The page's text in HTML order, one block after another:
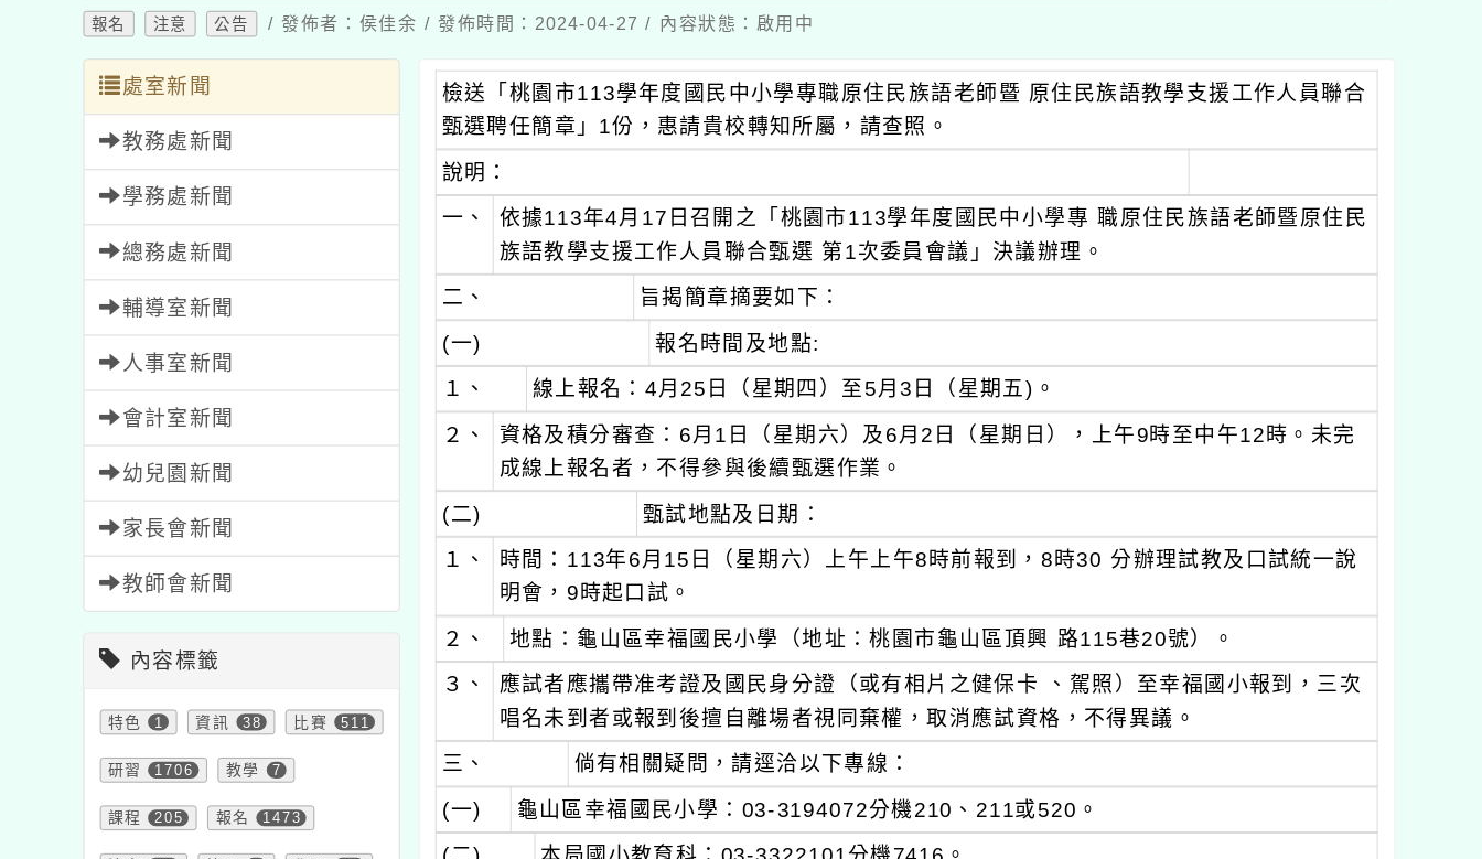
報名 注意 公告 / 發佈者：侯佳余 / 發佈時間：2024-04-27 / 內容狀態：啟用中
處室新聞
教務處新聞
學務處新聞
總務處新聞
輔導室新聞
人事室新聞
會計室新聞
幼兒園新聞
家長會新聞
教師會新聞
內容標籤
特色 1 資訊 38 比賽 511
研習 1706 教學 7
課程 205 報名 1473
檢送「桃園市113學年度國民中小學專職原住民族語老師暨 原住民族語教學支援工作人員聯合
甄選聘任簡章」1份，惠請貴校轉知所屬，請查照。
說明：
一、 依據113年4月17日召開之「桃園市113學年度國民中小學專 職原住民族語老師暨原住民
族語教學支援工作人員聯合甄選 第1次委員會議」決議辦理。
二、
旨揭簡章摘要如下：
(一)
報名時間及地點:
１、
線上報名：4月25日（星期四）至5月3日（星期五)。
２、
資格及積分審查：6月1日（星期六）及6月2日（星期日），上午9時至中午12時。未完
成線上報名者，不得參與後續甄選作業。
(二)
甄試地點及日期：
１、 時間：113年6月15日（星期六）上午上午8時前報到，8時30 分辦理試教及口試統一說
明會，9時起口試。
２、
地點：龜山區幸福國民小學（地址：桃園市龜山區頂興 路115巷20號）。
３、
應試者應攜帶准考證及國民身分證（或有相片之健保卡 、駕照）至幸福國小報到，三次
唱名未到者或報到後擅自離場者視同棄權，取消應試資格，不得異議。
三、 倘有相關疑問，請逕洽以下專線：
(一) 龜山區幸福國民小學：03-3194072分機210、211或520。